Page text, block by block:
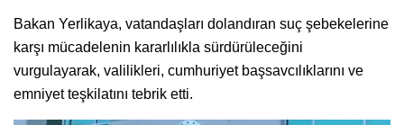
Bakan Yerlikaya, vatandaşları dolandıran suç şebekelerine
karşı mücadelenin kararlılıkla sürdürüleceğini
vurgulayarak, valilikleri, cumhuriyet başsavcılıklarını ve
emniyet teşkilatını tebrik etti.